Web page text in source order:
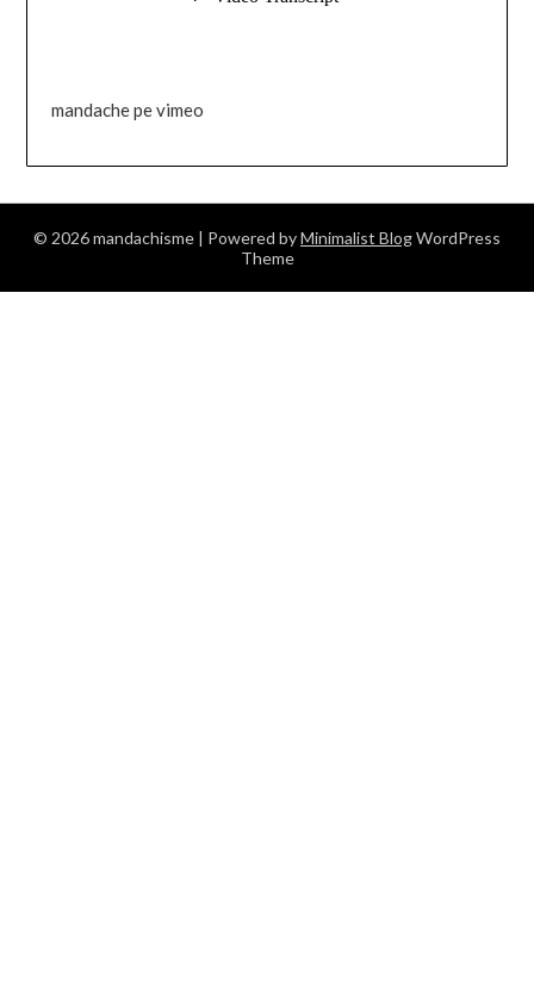
mandache pe vimeo
© 2026 mandachisme | Powered byMinimalist BlogWordPress
Theme